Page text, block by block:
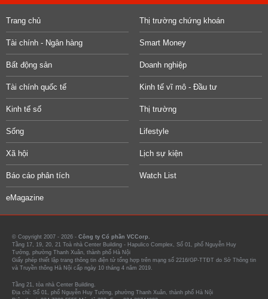
Trang chủ Thị trường chứng khoán
Tài chính - Ngân hàng Smart Money
Bất động sản Doanh nghiệp
Tài chính quốc tế Kinh tế vĩ mô - Đầu tư
Kinh tế số Thị trường
Sống Lifestyle
Xã hội Lịch sự kiện
Báo cáo phân tích Watch List
eMagazine
© Copyright 2007 - 2026 - Công ty Cổ phần VCCorp.
Tầng 17, 19, 20, 21 Toà nhà Center Building - Hapulico Complex, Số 01, phố Nguyễn Huy
Tưởng, phường Thanh Xuân, thành phố Hà Nội
Giấy phép thiết lập trang thông tin điện tử tổng hợp trên mạng số 2216/GP-TTĐT do Sở Thông tin
và Truyền thông Hà Nội cấp ngày 10 tháng 4 năm 2019.
Tầng 21, tòa nhà Center Building.
Địa chỉ: Số 01, phố Nguyễn Huy Tưởng, phường Thanh Xuân, thành phố Hà Nội